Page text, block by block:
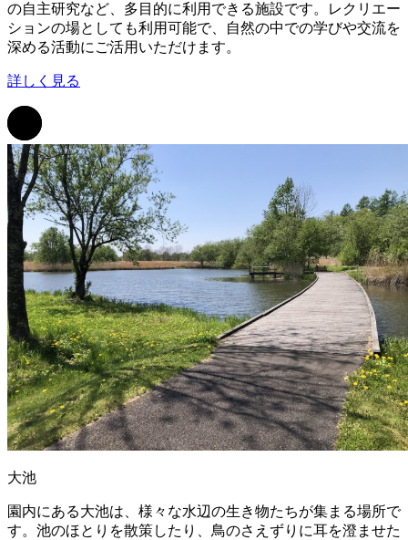
の自主研究など、多目的に利用できる施設です。レクリエー
ションの場としても利用可能で、自然の中での学びや交流を
深める活動にご活用いただけます。
詳しく見る
大池
園内にある大池は、様々な水辺の生き物たちが集まる場所で
す。池のほとりを散策したり、鳥のさえずりに耳を澄ませた